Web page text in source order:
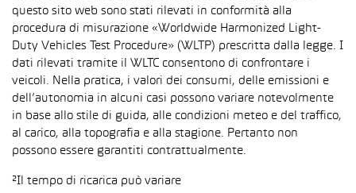
questo sito web sono stati rilevati in conformità alla
procedura di misurazione «Worldwide Harmonized Light-
Duty Vehicles Test Procedure» (WLTP) prescritta dalla legge. I
dati rilevati tramite il WLTC consentono di confrontare i
veicoli. Nella pratica, i valori dei consumi, delle emissioni e
dell’autonomia in alcuni casi possono variare notevolmente
in base allo stile di guida, alle condizioni meteo e del traffico,
al carico, alla topografia e alla stagione. Pertanto non
possono essere garantiti contrattualmente.
²Il tempo di ricarica può variare